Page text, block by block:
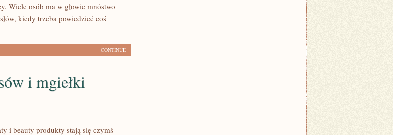
Wiele osób ma w głowie mnóstwo
kiedy trzeba powiedzieć coś
CONTINUE
i mgiełki
i beauty produkty stają się czymś